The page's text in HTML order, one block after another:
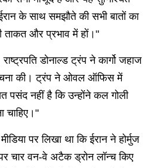
के साथ समझौते की सभी बातों का
ताकत और प्रभाव में हों।"
डोनाल्ड ट्रंप ने कार्गो जहाज
की। ट्रंप ने ओवल ऑफिस में
पसंद नहीं है कि उन्होंने कल गोली
चाहिए।"
पर लिखा था कि ईरान ने होर्मुज
चार वन-वे अटैक ड्रोन लॉन्च किए